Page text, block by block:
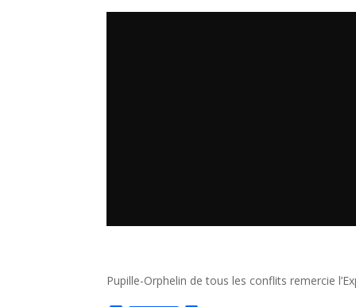
Pupille-Orphelin de tous les conflits remercie